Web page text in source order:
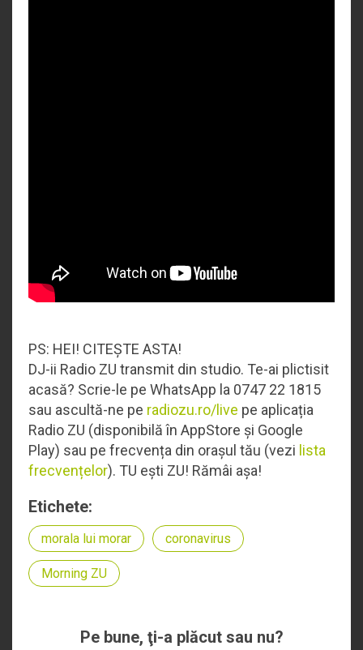
PS: HEI! CITEȘTE ASTA!
DJ-ii Radio ZU transmit din studio. Te-ai plictisit
acasă? Scrie-le pe WhatsApp la 0747 22 1815
sau ascultă-ne pe radiozu.ro/live pe aplicația
Radio ZU (disponibilă în AppStore și Google
Play) sau pe frecvența din orașul tău (vezi lista
frecvențelor). TU ești ZU! Rămâi așa!
Etichete:
morala lui morar coronavirus
Morning ZU
Pe bune, ţi-a plăcut sau nu?